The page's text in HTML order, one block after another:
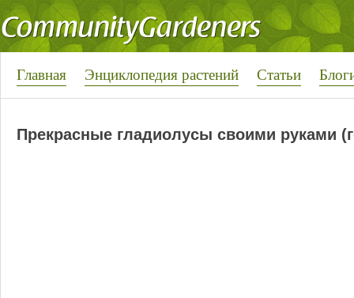
Главная Энциклопедия растений Статьи
Прекрасные гладиолусы своими руками